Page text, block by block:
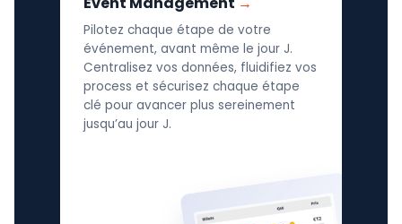
Pilotez chaque étape de votre
événement, avant même le jour J.
Centralisez vos données, fluidifiez vos
process et sécurisez chaque étape
clé pour avancer plus sereinement
jusqu’au jour J.